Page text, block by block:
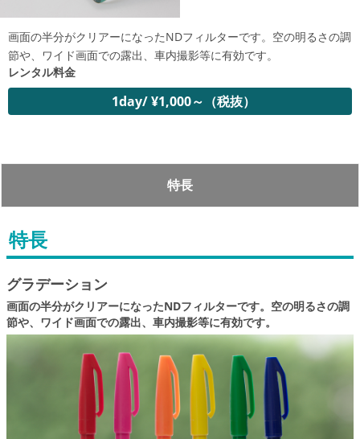
画面の半分がクリアーになったNDフィルターです。空の明るさの調
節や、ワイド画面での露出、車内撮影等に有効です。
レンタル料金
1day/ ¥1,000～（税抜）
特長
特長
グラデーション
画面の半分がクリアーになったNDフィルターです。空の明るさの調
節や、ワイド画面での露出、車内撮影等に有効です。